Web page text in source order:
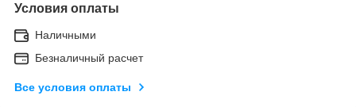
Условия оплаты
Наличными
Безналичный расчет
Все условия оплаты